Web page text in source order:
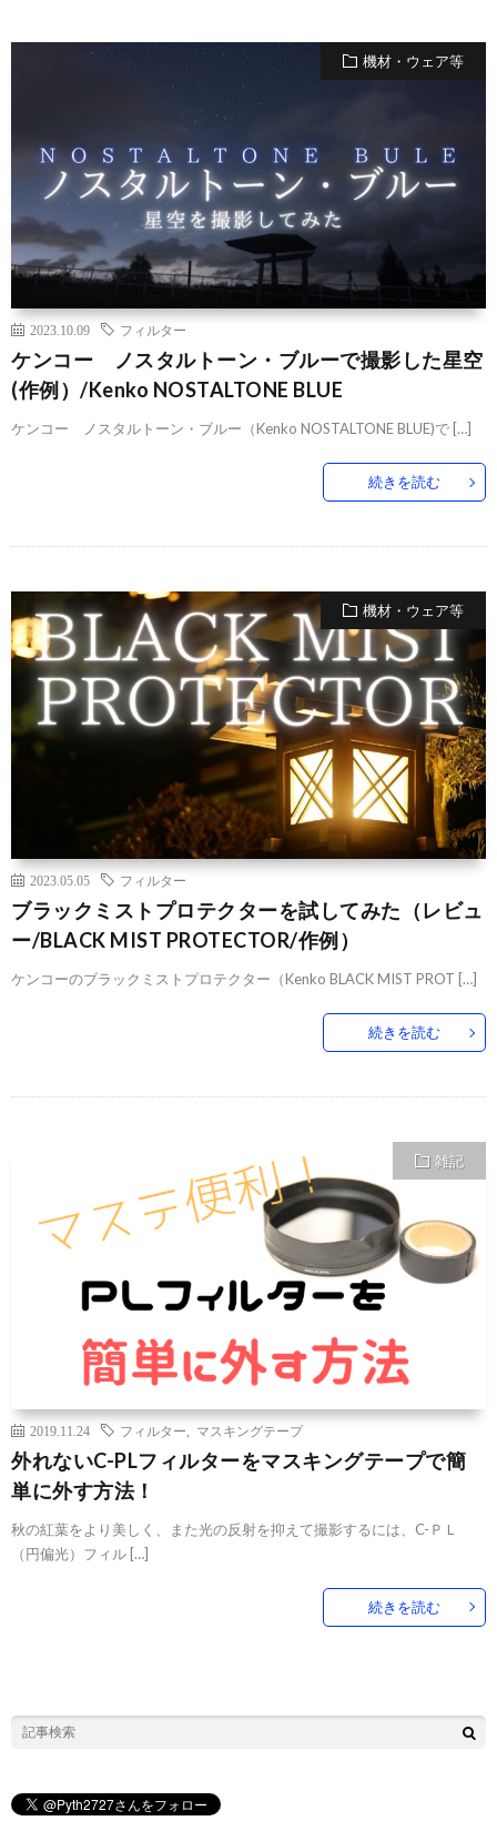
機材・ウェア等
2023.10.09 フィルター
ケンコー ノスタルトーン・ブルーで撮影した星空
(作例）/Kenko NOSTALTONE BLUE
ケンコー ノスタルトーン・ブルー（Kenko NOSTALTONE BLUE)で […]
続きを読む
機材・ウェア等
2023.05.05 フィルター
ブラックミストプロテクターを試してみた（レビュ
ー/BLACK MIST PROTECTOR/作例）
ケンコーのブラックミストプロテクター（Kenko BLACK MIST PROT […]
続きを読む
雑記
2019.11.24 フィルター マスキングテープ
外れないC-PLフィルターをマスキングテープで簡
単に外す方法！
秋の紅葉をより美しく、また光の反射を抑えて撮影するには、C-ＰＬ
（円偏光）フィル […]
続きを読む